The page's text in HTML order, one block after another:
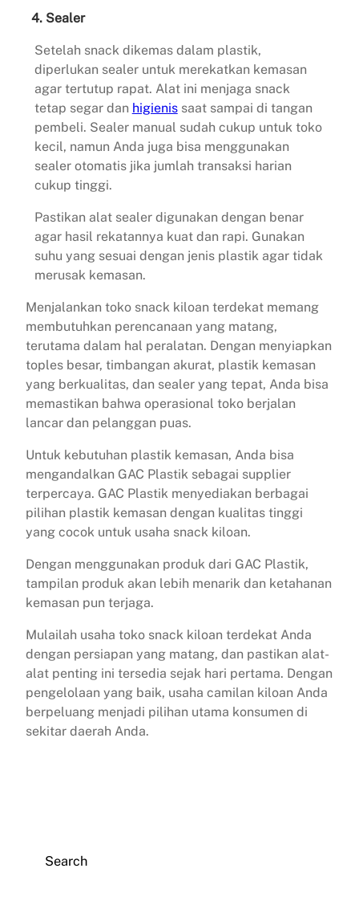
4. Sealer
Setelah snack dikemas dalam plastik,
diperlukan sealer untuk merekatkan kemasan
agar tertutup rapat. Alat ini menjaga snack
tetap segar dan higienissaat sampai di tangan
pembeli. Sealer manual sudah cukup untuk toko
kecil, namun Anda juga bisa menggunakan
sealer otomatis jika jumlah transaksi harian
cukup tinggi.
Pastikan alat sealer digunakan dengan benar
agar hasil rekatannya kuat dan rapi. Gunakan
suhu yang sesuai dengan jenis plastik agar tidak
merusak kemasan.
Menjalankan toko snack kiloan terdekat memang
membutuhkan perencanaan yang matang,
terutama dalam hal peralatan. Dengan menyiapkan
toples besar, timbangan akurat, plastik kemasan
yang berkualitas, dan sealer yang tepat, Anda bisa
memastikan bahwa operasional toko berjalan
lancar dan pelanggan puas.
Untuk kebutuhan plastik kemasan, Anda bisa
mengandalkan GAC Plastik sebagai supplier
terpercaya. GAC Plastik menyediakan berbagai
pilihan plastik kemasan dengan kualitas tinggi
yang cocok untuk usaha snack kiloan.
Dengan menggunakan produk dari GAC Plastik,
tampilan produk akan lebih menarik dan ketahanan
kemasan pun terjaga.
Mulailah usaha toko snack kiloan terdekat Anda
dengan persiapan yang matang, dan pastikan alat-
alat penting ini tersedia sejak hari pertama. Dengan
pengelolaan yang baik, usaha camilan kiloan Anda
berpeluang menjadi pilihan utama konsumen di
sekitar daerah Anda.
Search